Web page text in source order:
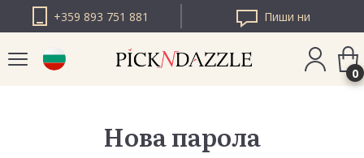
+359 893 751 881 Пиши ни
PICK N DAZZLE
РУМЪНИЯ
0
Нова парола